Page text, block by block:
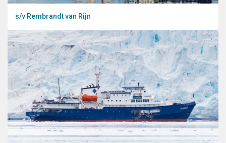
s/v Rembrandt van Rijn